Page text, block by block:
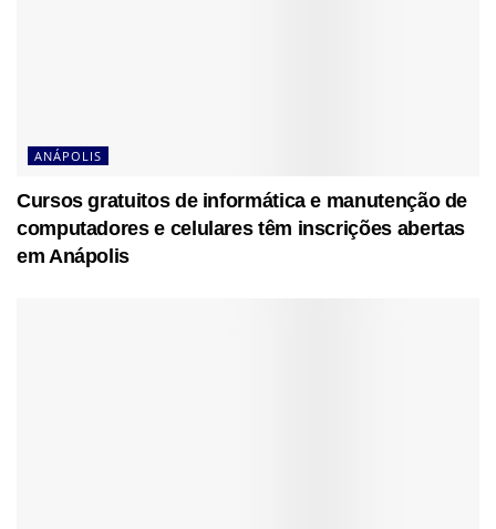
ANÁPOLIS
Cursos gratuitos de informática e manutenção de
computadores e celulares têm inscrições abertas
em Anápolis